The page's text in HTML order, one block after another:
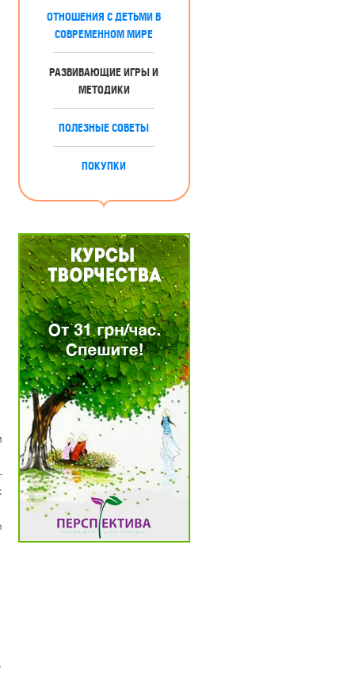
ОТНОШЕНИЯ С ДЕТЬМИ В
СОВРЕМЕННОМ МИРЕ
РАЗВИВАЮЩИЕ ИГРЫ И
МЕТОДИКИ
ПОЛЕЗНЫЕ СОВЕТЫ
ПОКУПКИ